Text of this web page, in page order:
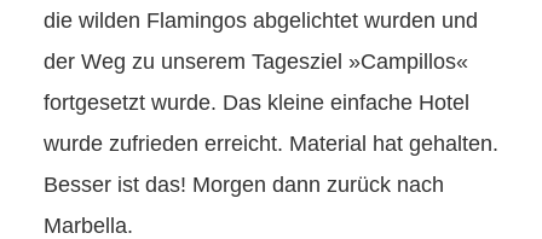
die wilden Flamingos abgelichtet wurden und
der Weg zu unserem Tagesziel »Campillos«
fortgesetzt wurde. Das kleine einfache Hotel
wurde zufrieden erreicht. Material hat gehalten.
Besser ist das! Morgen dann zurück nach
Marbella.